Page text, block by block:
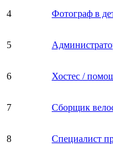
4 Фотограф в
5
6 Хостес /
7 Сборщик
8 Специалист